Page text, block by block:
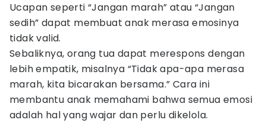
Ucapan seperti “Jangan marah” atau “Jangan
sedih” dapat membuat anak merasa emosinya
tidak valid.
Sebaliknya, orang tua dapat merespons dengan
lebih empatik, misalnya “Tidak apa-apa merasa
marah, kita bicarakan bersama.” Cara ini
membantu anak memahami bahwa semua emosi
adalah hal yang wajar dan perlu dikelola.